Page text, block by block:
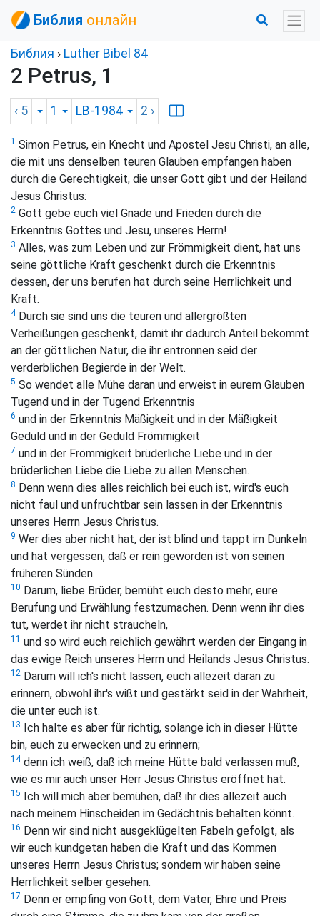
Библия онлайн
Библия › Luther Bibel 84
2 Petrus, 1
‹ 5 1 LB-1984 2 ›
1 Simon Petrus, ein Knecht und Apostel Jesu Christi, an alle,
die mit uns denselben teuren Glauben empfangen haben
durch die Gerechtigkeit, die unser Gott gibt und der Heiland
Jesus Christus:
2 Gott gebe euch viel Gnade und Frieden durch die
Erkenntnis Gottes und Jesu, unseres Herrn!
3 Alles, was zum Leben und zur Frömmigkeit dient, hat uns
seine göttliche Kraft geschenkt durch die Erkenntnis
dessen, der uns berufen hat durch seine Herrlichkeit und
Kraft.
4Durch sie sind uns die teuren und allergrößten
Verheißungen geschenkt, damit ihr dadurch Anteil bekommt
an der göttlichen Natur, die ihr entronnen seid der
verderblichen Begierde in der Welt.
5 So wendet alle Mühe daran und erweist in eurem Glauben
Tugend und in der Tugend Erkenntnis
6 und in der Erkenntnis Mäßigkeit und in der Mäßigkeit
Geduld und in der Geduld Frömmigkeit
7 und in der Frömmigkeit brüderliche Liebe und in der
brüderlichen Liebe die Liebe zu allen Menschen.
8 Denn wenn dies alles reichlich bei euch ist, wird's euch
nicht faul und unfruchtbar sein lassen in der Erkenntnis
unseres Herrn Jesus Christus.
9 Wer dies aber nicht hat, der ist blind und tappt im Dunkeln
und hat vergessen, daß er rein geworden ist von seinen
früheren Sünden.
10 Darum, liebe Brüder, bemüht euch desto mehr, eure
Berufung und Erwählung festzumachen. Denn wenn ihr dies
tut, werdet ihr nicht straucheln,
11 und so wird euch reichlich gewährt werden der Eingang in
das ewige Reich unseres Herrn und Heilands Jesus Christus.
12 Darum will ich's nicht lassen, euch allezeit daran zu
erinnern, obwohl ihr's wißt und gestärkt seid in der Wahrheit,
die unter euch ist.
13
Ich halte es aber für richtig, solange ich in dieser Hütte
bin, euch zu erwecken und zu erinnern;
14denn ich weiß, daß ich meine Hütte bald verlassen muß,
wie es mir auch unser Herr Jesus Christus eröffnet hat.
15
Ich will mich aber bemühen, daß ihr dies allezeit auch
nach meinem Hinscheiden im Gedächtnis behalten könnt.
16 Denn wir sind nicht ausgeklügelten Fabeln gefolgt, als
wir euch kundgetan haben die Kraft und das Kommen
unseres Herrn Jesus Christus; sondern wir haben seine
Herrlichkeit selber gesehen.
17 Denn er empfing von Gott, dem Vater, Ehre und Preis